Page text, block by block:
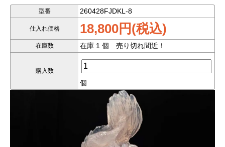
特にこの個体は、
全体的にミルキーすぎない、ほどよい透明感のピンク
光を通すことで、より美しい表情を見せてくれます。
龍は風水において「運気上昇」「成功」「守護」の象徴、
力強さと優しさを兼ね備えた、非常にバランスの良いエネルギ
を持つ組み合わせです。
インテリアとしても、運気アイテムとしてもおすすめ。
一点ものにつき、現物をそのままお届け。
18,800円は明らかにお買い得な設定です。
型番 260428FJDKL-8
仕入れ価格 18,800円(税込)
在庫数 在庫 1 個 売り切れ間近！
購入数
個